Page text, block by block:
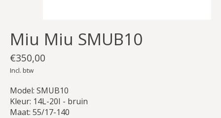
Miu Miu SMUB10
€350,00
Incl. btw
Model: SMUB10
Kleur: 14L-20I - bruin
Maat: 55/17-140